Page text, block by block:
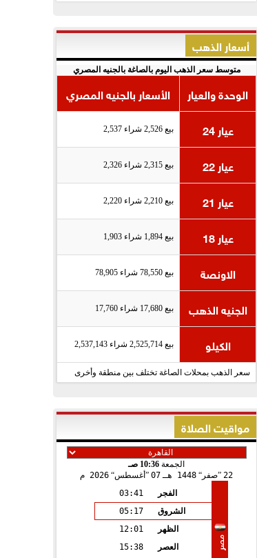
أسعار الذهب
متوسط سعر الذهب اليوم بالصاغة بالجنيه المصري
الوحدة والعيار
الأسعار بالجنيه المصري
عيار 24
بيع 2,526 شراء 2,537
عيار 22 بيع 2,315 شراء 2,326
عيار 21 بيع 2,210 شراء 2,220
عيار 18 بيع 1,894 شراء 1,903
الاونصة بيع 78,550 شراء 78,905
الجنيه الذهب بيع 17,680 شراء 17,760
الكيلو بيع 2,525,714 شراء 2,537,143
سعر الذهب بمحلات الصاغة تختلف بين منطقة وأخرى
مواقيت الصلاة
الجمعة 10:36 صـ
22 صفر 1448 هـ 07 أغسطس 2026 م
مصر
الفجر
03:41
الشروق
05:17
الظهر
12:01
العصر
15:38